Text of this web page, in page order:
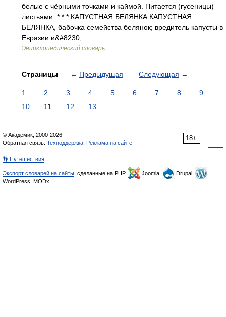
белые с чёрными точками и каймой. Питается (гусеницы)
листьями. * * * КАПУСТНАЯ БЕЛЯНКА КАПУСТНАЯ
БЕЛЯНКА, бабочка семейства белянок; вредитель капусты в
Евразии и&#8230; …
Энциклопедический словарь
Страницы ← Предыдущая Следующая →
1 2 3 4 5 6 7 8
9
10
11 12 13
18+
© Академик, 2000-2026
Обратная связь: Техподдержка Реклама на сайте
👣 Путешествия
Экспорт словарей на сайты , сделанные на PHP, Joomla,
Drupal,
WordPress, MODx.